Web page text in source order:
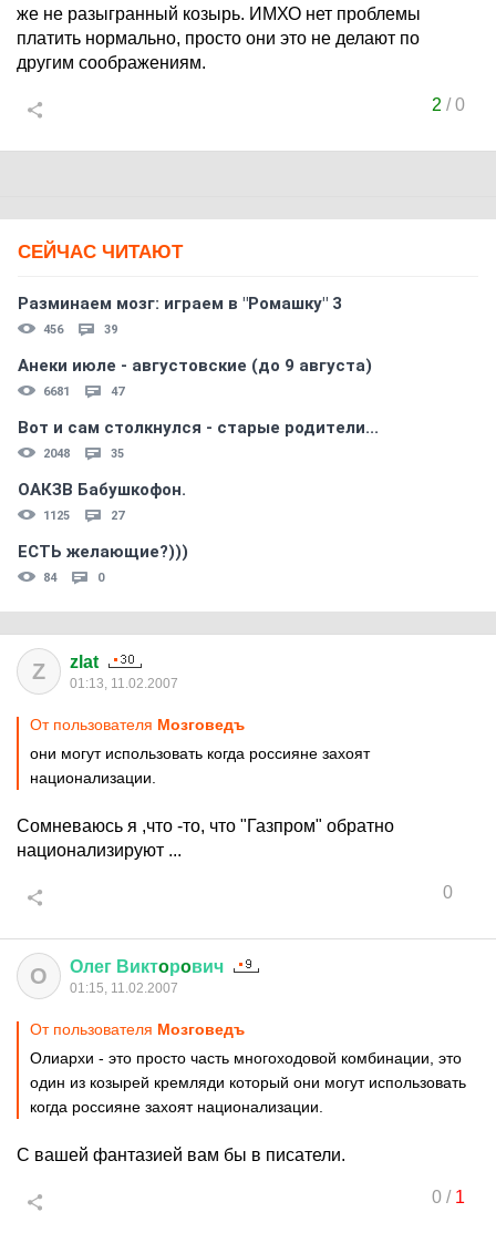
же не разыгранный козырь. ИМХО нет проблемы
платить нормально, просто они это не делают по
другим соображениям.
2 /0
СЕЙЧАС ЧИТАЮТ
Разминаем мозг: играем в "Ромашку" 3
456 39
Анеки июле - августовские (до 9 августа)
6681 47
Вот и сам столкнулся - старые родители...
2048 35
ОАКЗВ Бабушкофон.
1125 27
ЕСТЬ желающие?)))
84 0
Z zlat
01:13, 11.02.2007
От пользователя Мозговедъ
они могут использовать когда россияне захоят
национализации.
Сомневаюсь я ,что -то, что "Газпром" обратно
национализируют ...
0
О Олег Виктoрoвич
01:15, 11.02.2007
От пользователя Мозговедъ
Олиархи - это просто часть многоходовой комбинации, это
один из козырей кремляди который они могут использовать
когда россияне захоят национализации.
С вашей фантазией вам бы в писатели.
0/ 1